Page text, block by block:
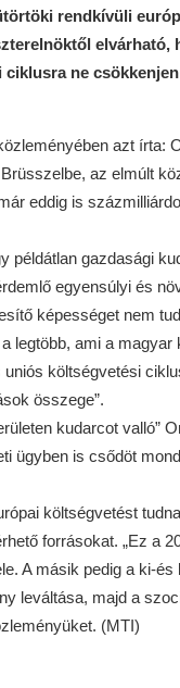
rendkívüli
elvárható,
ne
azt írta:
az elmúlt
eddig is
példátlan gazdasági
egyensúlyi és
képességet nem
legtöbb, ami a
költségvetési
összege”.
kudarcot valló”
ügyben is csődöt
költségvetést
forrásokat. „Ez a
A másik pedig a ki-és
leváltása, majd a
(MTI)